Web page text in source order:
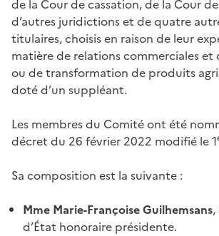
de la Cour de cassation, de la Cour
d’autres juridictions et de quatre
titulaires, choisis en raison de leur
matière de relations commerciales
ou de transformation de produits
doté d’un suppléant.
Les membres du Comité ont été
décret du 26 février 2022 modifié le 1
Sa composition est la suivante :
Mme Marie-Françoise Guilhemsans
d’État honoraire présidente.